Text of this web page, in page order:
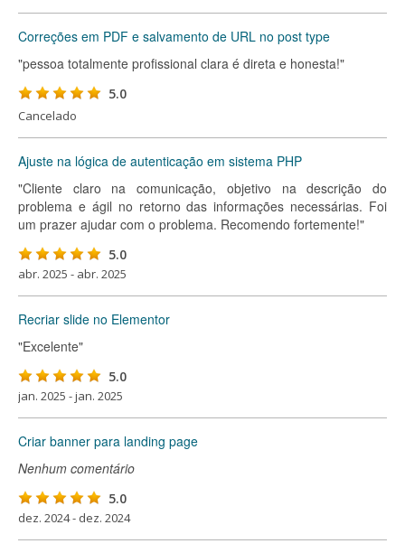
Correções em PDF e salvamento de URL no post type
"pessoa totalmente profissional clara é direta e honesta!"
5.0
Cancelado
Ajuste na lógica de autenticação em sistema PHP
"Cliente claro na comunicação, objetivo na descrição do
problema e ágil no retorno das informações necessárias. Foi
um prazer ajudar com o problema. Recomendo fortemente!"
5.0
abr. 2025 - abr. 2025
Recriar slide no Elementor
"Excelente"
5.0
jan. 2025 - jan. 2025
Criar banner para landing page
Nenhum comentário
5.0
dez. 2024 - dez. 2024